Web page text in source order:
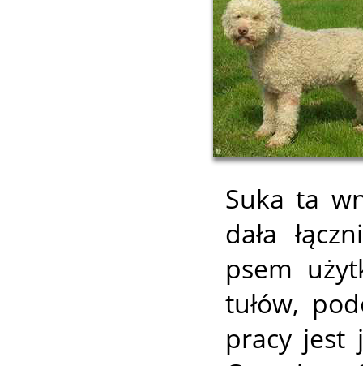
Suka ta
dała
psem
tułów,
pracy jest